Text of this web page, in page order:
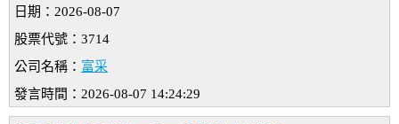
日期：2026-08-07
股票代號：3714
公司名稱： 富采
發言時間：2026-08-07 14:24:29